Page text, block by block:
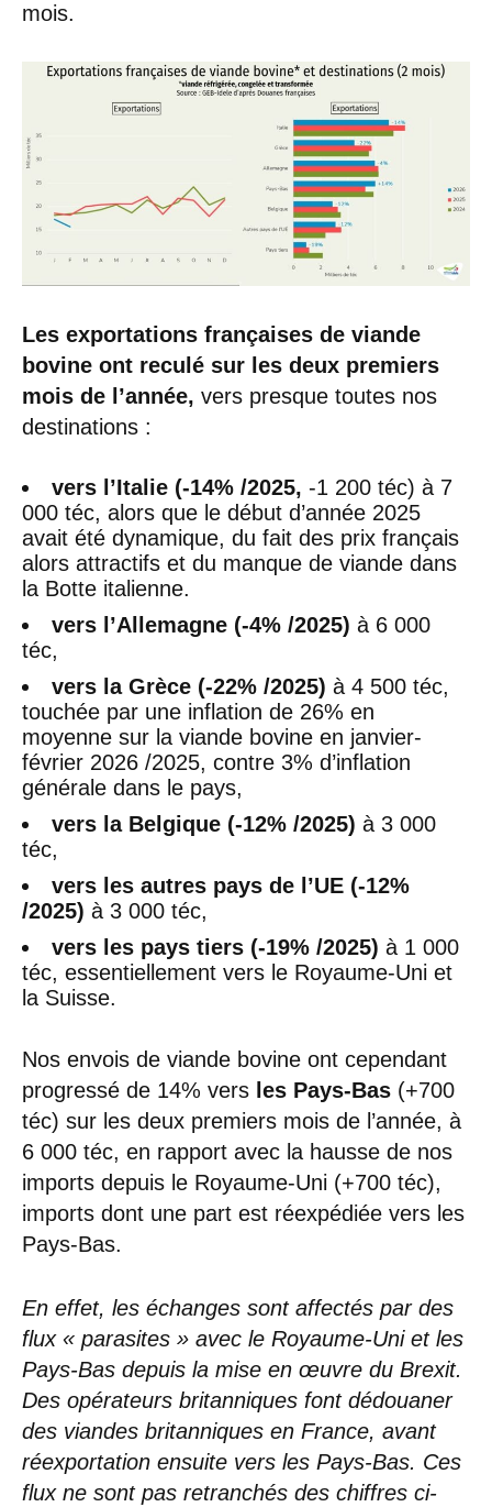
mois.
Les exportations françaises de viande
bovine ont reculé sur les deux premiers
mois de l’année, vers presque toutes nos
destinations :
vers l’Italie (-14% /2025, -1 200 téc) à 7
000 téc, alors que le début d’année 2025
avait été dynamique, du fait des prix français
alors attractifs et du manque de viande dans
la Botte italienne.
vers l’Allemagne (-4% /2025) à 6 000
téc,
vers la Grèce (-22% /2025) à 4 500 téc,
touchée par une inflation de 26% en
moyenne sur la viande bovine en janvier-
février 2026 /2025, contre 3% d’inflation
générale dans le pays,
vers la Belgique (-12% /2025) à 3 000
téc,
vers les autres pays de l’UE (-12%
/2025) à 3 000 téc,
vers les pays tiers (-19% /2025) à 1 000
téc, essentiellement vers le Royaume-Uni et
la Suisse.
Nos envois de viande bovine ont cependant
progressé de 14% vers les Pays-Bas (+700
téc) sur les deux premiers mois de l’année, à
6 000 téc, en rapport avec la hausse de nos
imports depuis le Royaume-Uni (+700 téc),
imports dont une part est réexpédiée vers les
Pays-Bas.
En effet, les échanges sont affectés par des
flux « parasites » avec le Royaume-Uni et les
Pays-Bas depuis la mise en œuvre du Brexit.
Des opérateurs britanniques font dédouaner
des viandes britanniques en France, avant
réexportation ensuite vers les Pays-Bas. Ces
flux ne sont pas retranchés des chiffres ci-